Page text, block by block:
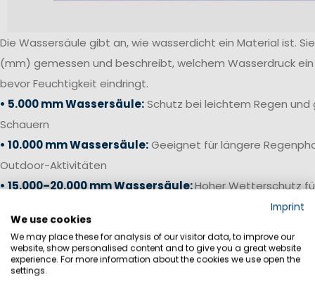
Die Wassersäule gibt an, wie wasserdicht ein Material ist.
(mm) gemessen und beschreibt, welchem Wasserdruck
bevor Feuchtigkeit eindringt.
• 5.000 mm Wassersäule:Schutz bei leichtem Regen
Schauern
• 10.000 mm Wassersäule:Geeignet für längere
Outdoor-Aktivitäten
• 15.000–20.000 mm Wassersäule:Hoher Wetterschutz
• 20.000 mm+ Wassersäule:
Bedingungen auf See
Gerade bei Segelhosen und Salopetten ist neben einer
Imprint
We use cookies
We may place these for analysis of our visitor data, to improve our
website, show personalised content and to give you a great website
experience. For more information about the cookies we use open the
settings.